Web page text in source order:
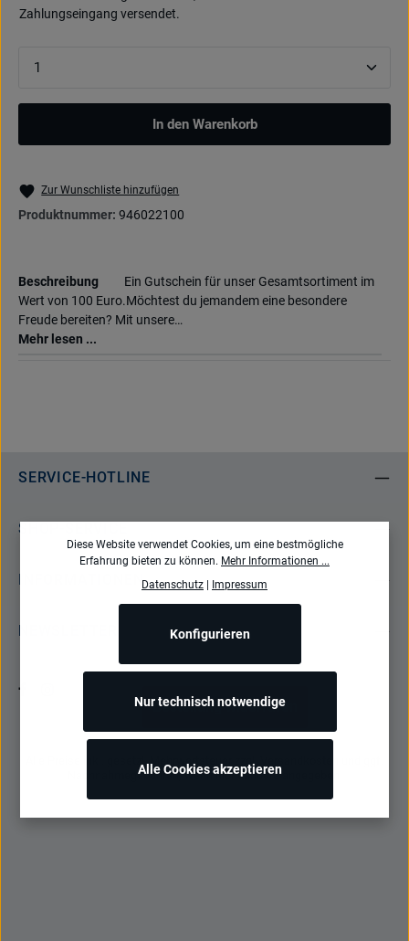
Zahlungseingang versendet.
Produkt Anzahl: Gib den gewünschten Wert ein
In den Warenkorb
Zur Wunschliste hinzufügen
Produktnummer: 946022100
Beschreibung
Ein Gutschein für unser Gesamtsortiment im
Wert von 100 Euro.Möchtest du jemandem eine besondere
Freude bereiten? Mit unsere…
Mehr lesen ...
SERVICE-HOTLINE
SHOP-SERVICE
INFORMATIONEN
NEWSLETTER
Bestellung widerrufen
Nachnahmegebühren, wenn nicht anders angegeben.
Diese Website verwendet Cookies, um eine bestmögliche
Erfahrung bieten zu können. Mehr Informationen ...
Datenschutz
Impressum
Nur technisch notwendige
Konfigurieren
Alle Cookies akzeptieren